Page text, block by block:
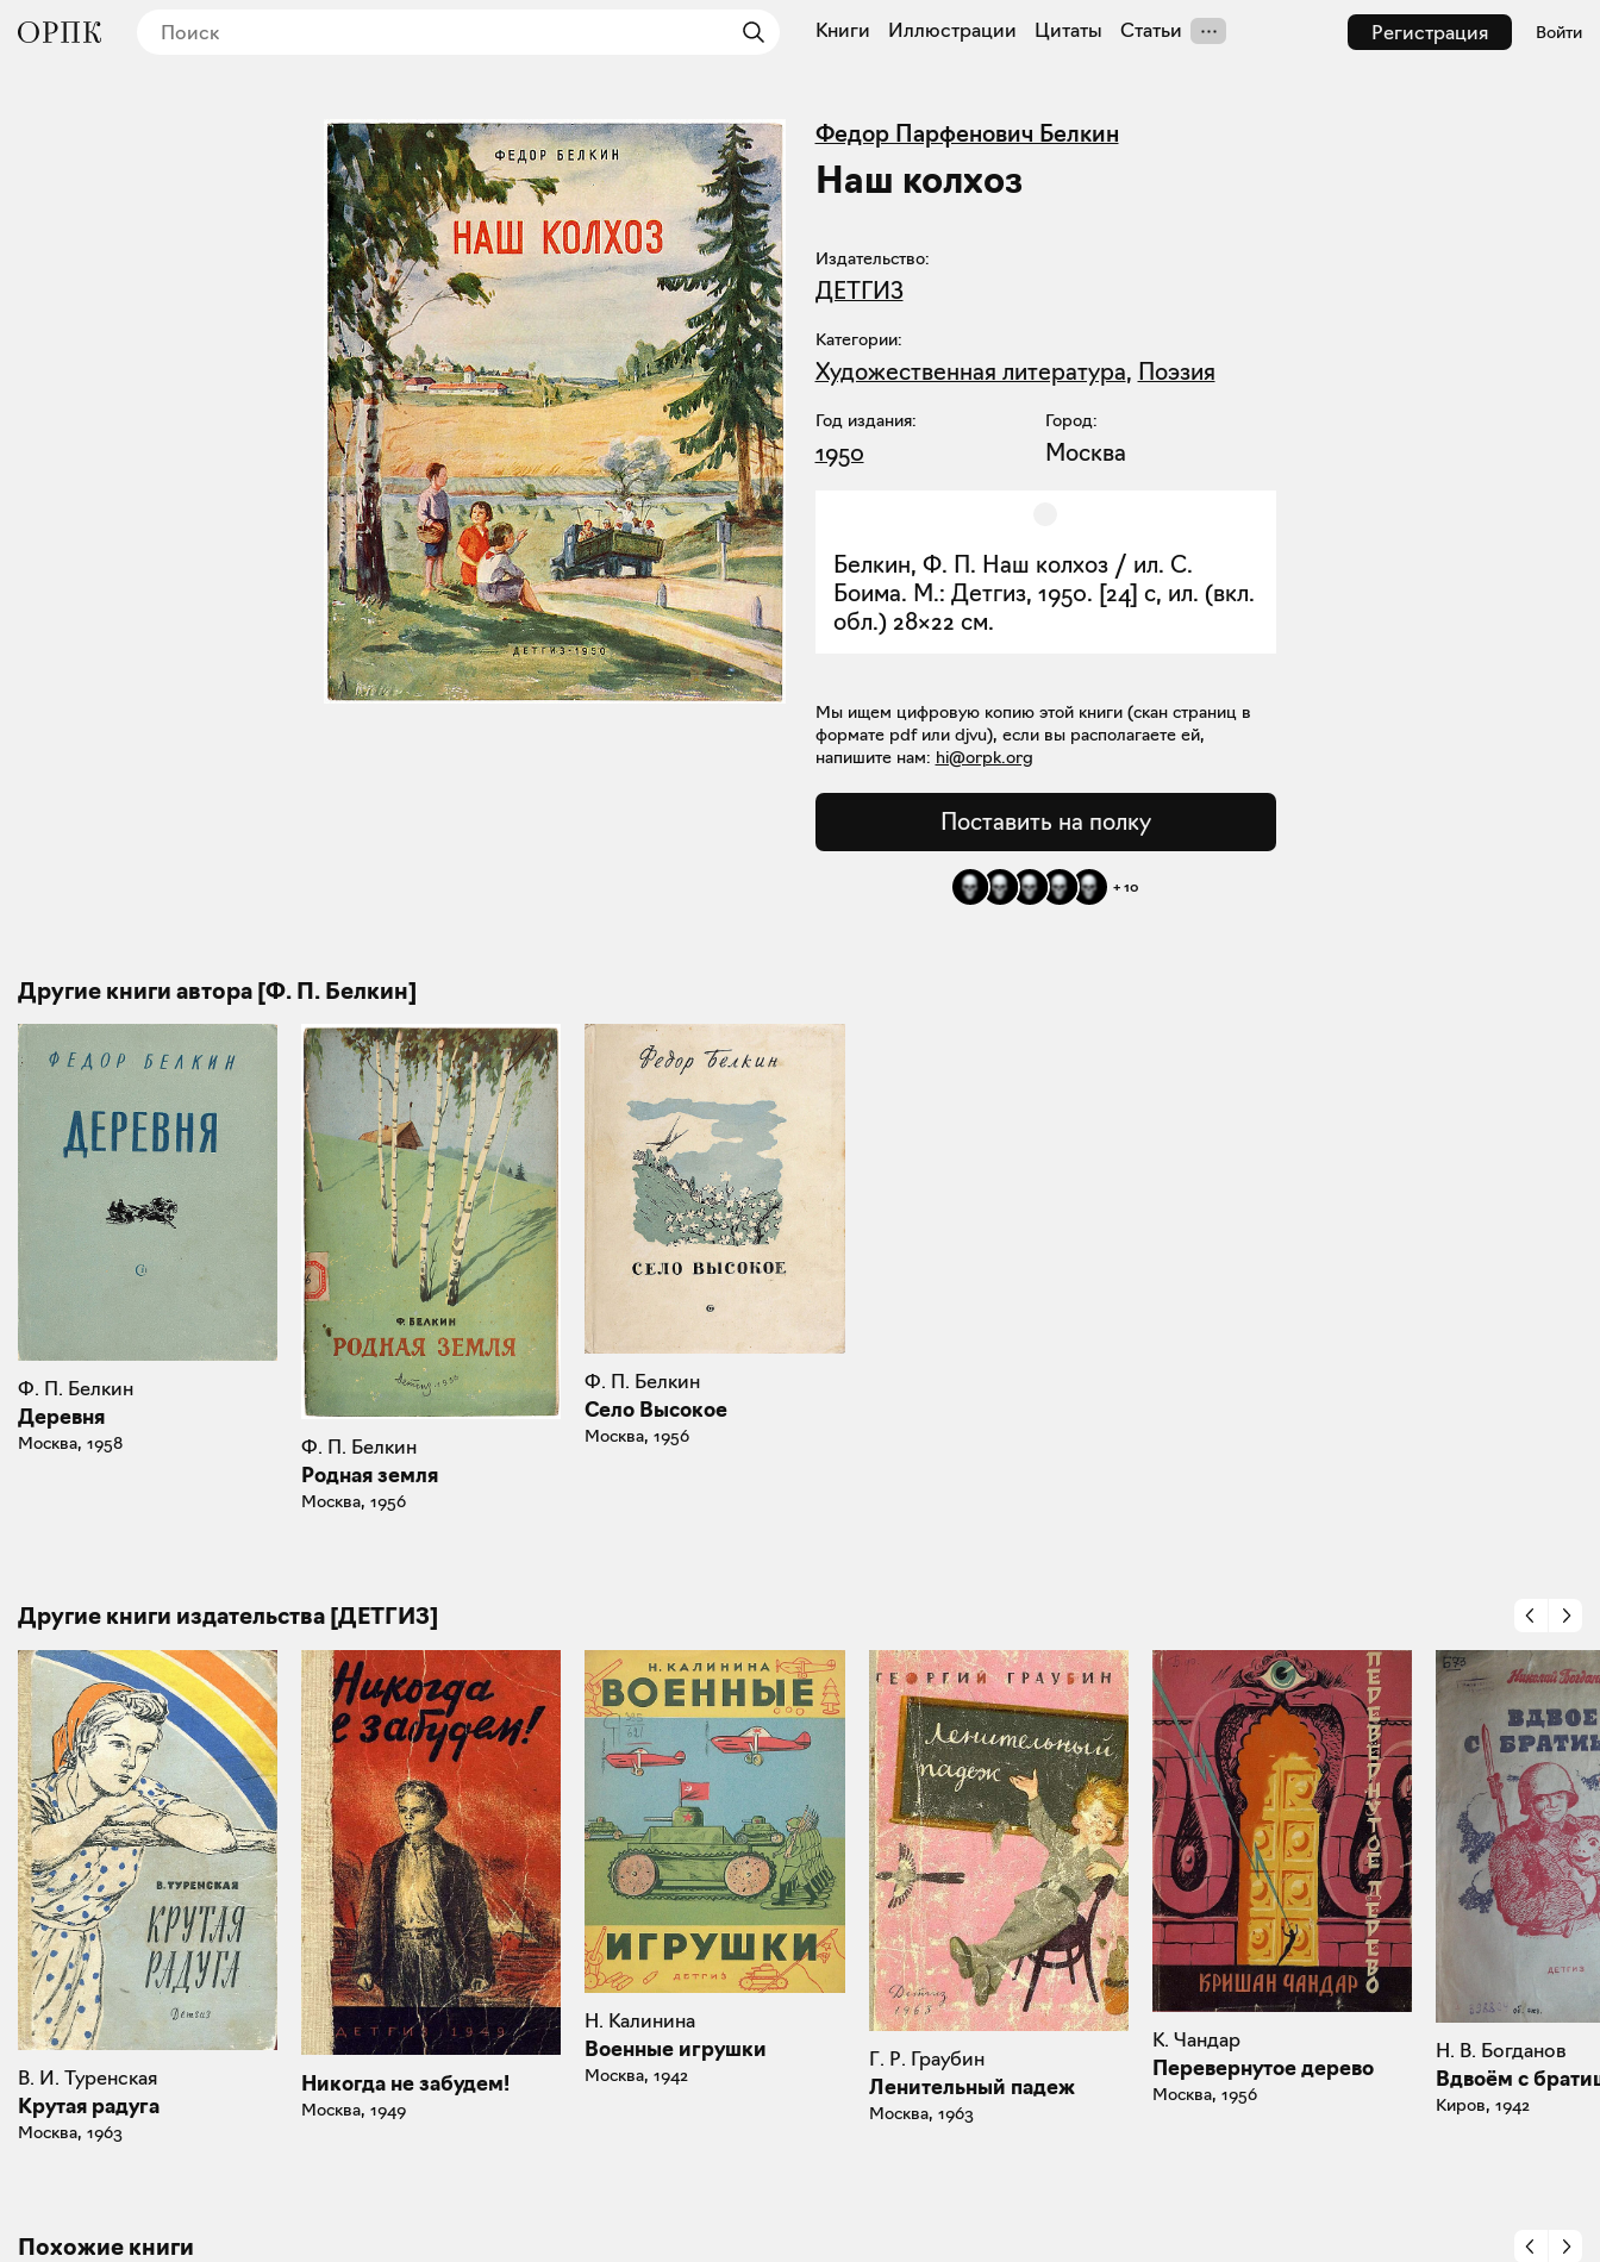
Регистрация Войти
Книги Иллюстрации Цитаты Статьи
Федор Парфенович Белкин
Наш колхоз
Издательство:
ДЕТГИЗ
Категории:
Художественная литература, Поэзия
Год издания:
1950
Город:
Москва
Белкин, Ф. П. Наш колхоз / ил. С.
Боима. М.: Детгиз, 1950. [24] с, ил. (вкл.
обл.) 28×22 см.
Мы ищем цифровую копию этой книги (скан страниц в
формате pdf или djvu), если вы располагаете ей,
напишите нам: hi@orpk.org
Поставить на полку
+ 10
Другие книги автора [Ф. П. Белкин]
Ф. П. Белкин
Деревня
Москва, 1958 Ф. П. Белкин
Родная земля
Москва, 1956
Ф. П. Белкин
Село Высокое
Москва, 1956
Другие книги издательства [ДЕТГИЗ]
В. И. Туренская
Крутая радуга
Москва, 1963
Никогда не забудем!
Москва, 1949
Н. Калинина
Военные игрушки
Москва, 1942
Г. Р. Граубин
Ленительный падеж
Москва, 1963
К. Чандар
Перевернутое дерево
Москва, 1956
Н. В. Богданов
Вдвоём с
Киров, 1942
Похожие книги